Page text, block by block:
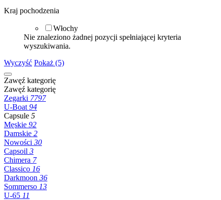
Kraj pochodzenia
Włochy
Nie znaleziono żadnej pozycji spełniającej kryteria
wyszukiwania.
Wyczyść Pokaż (5)
Zawęź kategorię
Zawęź kategorię
Zegarki 7797
U-Boat 94
Capsule 5
Męskie 92
Damskie 2
Nowości 30
Capsoil 3
Chimera 7
Classico 16
Darkmoon 36
Sommerso 13
U-65 11